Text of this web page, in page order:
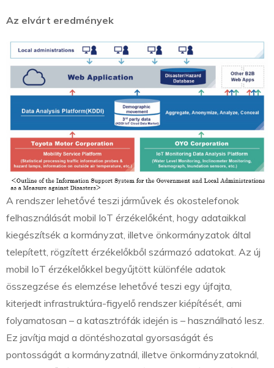
Az elvárt eredmények
A rendszer lehetővé teszi járművek és okostelefonok
felhasználását mobil IoT érzékelőként, hogy adataikkal
kiegészítsék a kormányzat, illetve önkormányzatok által
telepített, rögzített érzékelőkből származó adatokat. Az új
mobil IoT érzékelőkkel begyűjtött különféle adatok
összegzése és elemzése lehetővé teszi egy újfajta,
kiterjedt infrastruktúra-figyelő rendszer kiépítését, ami
folyamatosan – a katasztrófák idején is – használható lesz.
Ez javítja majd a döntéshozatal gyorsaságát és
pontosságát a kormányzatnál, illetve önkormányzatoknál,